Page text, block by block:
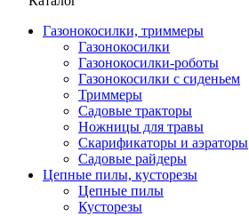
Газонокосилки, триммеры
Газонокосилки
Газонокосилки-роботы
Газонокосилки с сиденьем
Триммеры
Садовые тракторы
Ножницы для травы
Скарификаторы и аэраторы
Садовые райдеры
Цепные пилы, кусторезы
Цепные пилы
Кусторезы